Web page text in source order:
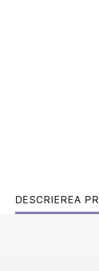
DESCRIEREA